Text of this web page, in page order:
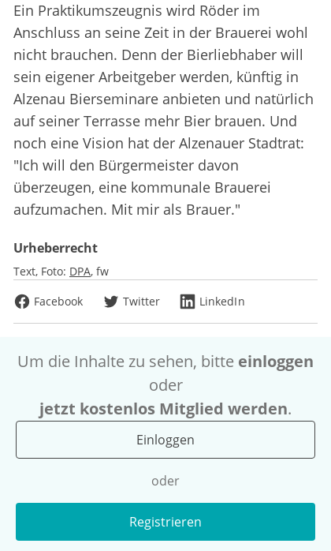
Ein Praktikumszeugnis wird Röder im
Anschluss an seine Zeit in der Brauerei wohl
nicht brauchen. Denn der Bierliebhaber will
sein eigener Arbeitgeber werden, künftig in
Alzenau Bierseminare anbieten und natürlich
auf seiner Terrasse mehr Bier brauen. Und
noch eine Vision hat der Alzenauer Stadtrat:
"Ich will den Bürgermeister davon
überzeugen, eine kommunale Brauerei
aufzumachen. Mit mir als Brauer."
Urheberrecht
Text, Foto: DPA fw
Facebook
Twitter LinkedIn
Um die Inhalte zu sehen, bitte einloggen
oder
jetzt kostenlos Mitglied werden.
Einloggen
oder
Registrieren